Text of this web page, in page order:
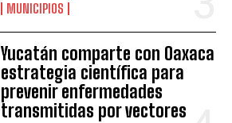
MUNICIPIOS
Yucatán comparte con Oaxaca
estrategia científica para
prevenir enfermedades
transmitidas por vectores